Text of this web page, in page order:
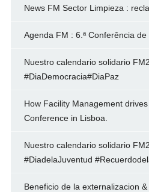
News FM Sector Limpieza :
Agenda FM : 6.ª Conferência
Nuestro calendario solidario
#DiaDemocracia#DiaPaz
How Facility Management
Conference in Lisboa.
Nuestro calendario solidario
#DiadelaJuventud
Beneficio de la externalizacion